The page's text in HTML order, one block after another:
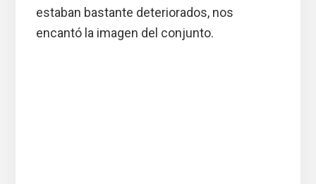
estaban bastante deteriorados, nos
encantó la imagen del conjunto.